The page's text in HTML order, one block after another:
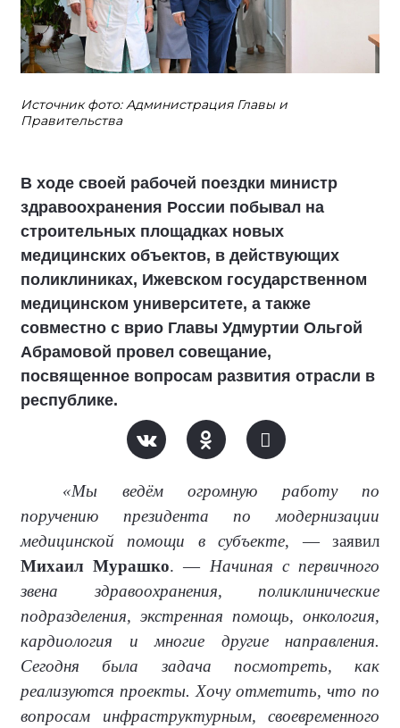
Источник фото: Администрация Главы и
Правительства
В ходе своей рабочей поездки министр
здравоохранения России побывал на
строительных площадках новых
медицинских объектов, в действующих
поликлиниках, Ижевском государственном
медицинском университете, а также
совместно с врио Главы Удмуртии Ольгой
Абрамовой провел совещание,
посвященное вопросам развития отрасли в
республике.
«Мы ведём огромную работу по
поручению президента по модернизации
медицинской помощи в субъекте, — заявил
Михаил Мурашко. — Начиная с первичного
звена здравоохранения, поликлинические
подразделения, экстренная помощь, онкология,
кардиология и многие другие направления.
Сегодня была задача посмотреть, как
реализуются проекты. Хочу отметить, что по
вопросам инфраструктурным, своевременного